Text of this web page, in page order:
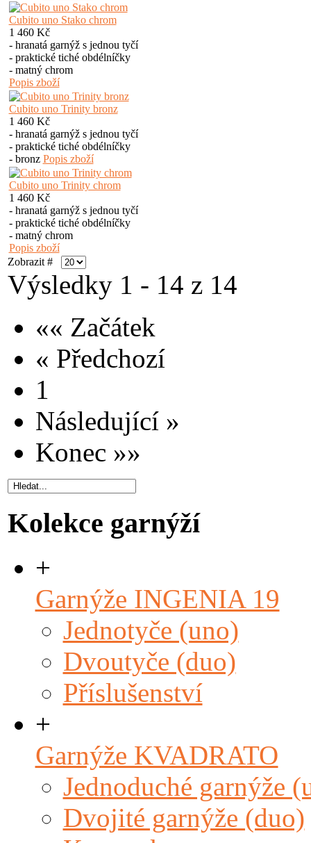
Cubito uno Stako chrom
1 460 Kč
- hranatá garnýž s jednou tyčí
- praktické tiché obdélníčky
- matný chrom
Popis zboží
Cubito uno Trinity bronz
1 460 Kč
- hranatá garnýž s jednou tyčí
- praktické tiché obdélníčky
- bronz Popis zboží
Cubito uno Trinity chrom
1 460 Kč
- hranatá garnýž s jednou tyčí
- praktické tiché obdélníčky
- matný chrom
Popis zboží
Zobrazit #
Výsledky 1 - 14 z 14
«« Začátek
« Předchozí
1
Následující »
Konec »»
Kolekce garnýží
+
Garnýže INGENIA 19
Jednotyče (uno)
Dvoutyče (duo)
Příslušenství
+
Garnýže KVADRATO
Jednoduché garnýže
Dvojité garnýže (duo)